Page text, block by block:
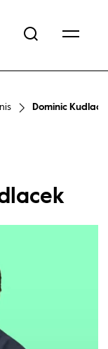
Dominic